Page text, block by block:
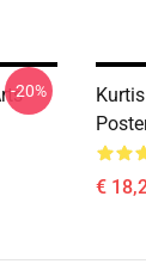
-20%
€